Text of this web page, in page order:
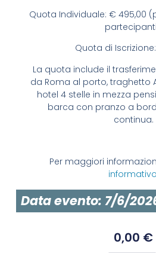
Quota Individuale: € 495,00
Quota di
La quota include il
da Roma al porto, traghetto
hotel 4 stelle in mezza
barca con pranzo a
continua.
Per maggiori
informativo
Data evento: 7/6/
0,00 €